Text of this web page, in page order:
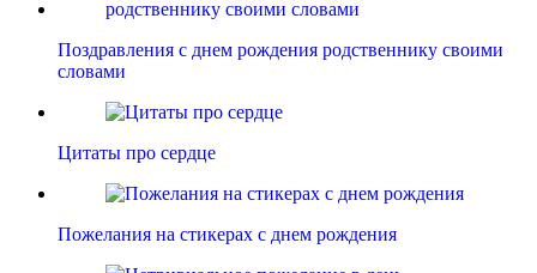
Поздравления с днем рождения родственнику своими
словами
Цитаты про сердце
Пожелания на стикерах с днем рождения